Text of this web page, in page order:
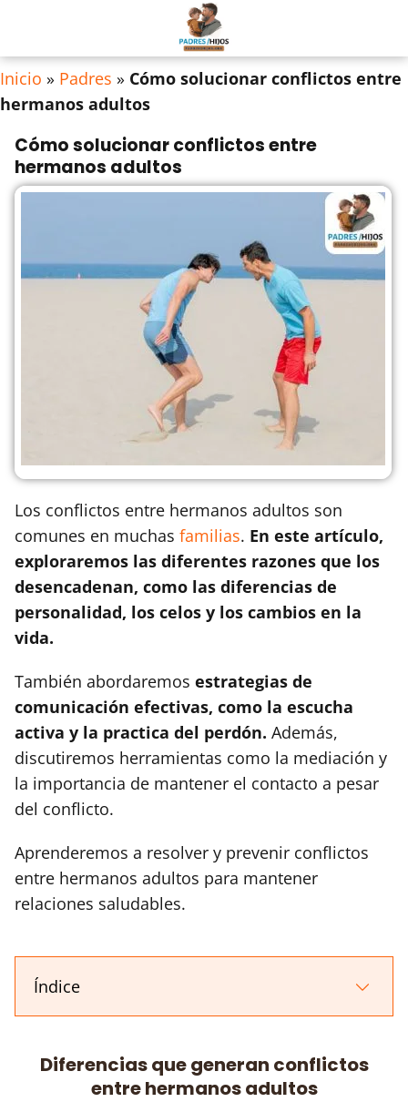
Inicio » Padres » Cómo solucionar conflictos entre
hermanos adultos
Cómo solucionar conflictos entre
hermanos adultos
Los conflictos entre hermanos adultos son
comunes en muchas familias. En este artículo,
exploraremos las diferentes razones que los
desencadenan, como las diferencias de
personalidad, los celos y los cambios en la
vida.
También abordaremos estrategias de
comunicación efectivas, como la escucha
activa y la practica del perdón. Además,
discutiremos herramientas como la mediación y
la importancia de mantener el contacto a pesar
del conflicto.
Aprenderemos a resolver y prevenir conflictos
entre hermanos adultos para mantener
relaciones saludables.
Índice
Diferencias que generan conflictos
entre hermanos adultos